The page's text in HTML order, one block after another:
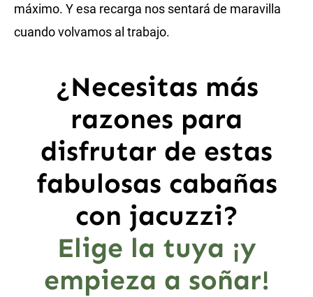
máximo. Y esa recarga nos sentará de maravilla
cuando volvamos al trabajo.
¿Necesitas más
razones para
disfrutar de estas
fabulosas cabañas
con jacuzzi?
Elige la tuya ¡y
empieza a soñar!